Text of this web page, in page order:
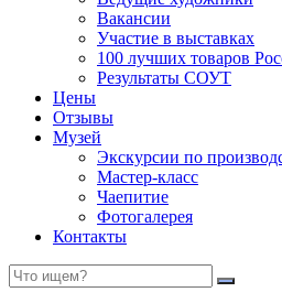
Вакансии
Участие в выставках
100 лучших товаров
Результаты СОУТ
Цены
Отзывы
Музей
Экскурсии по
Мастер-класс
Чаепитие
Фотогалерея
Контакты